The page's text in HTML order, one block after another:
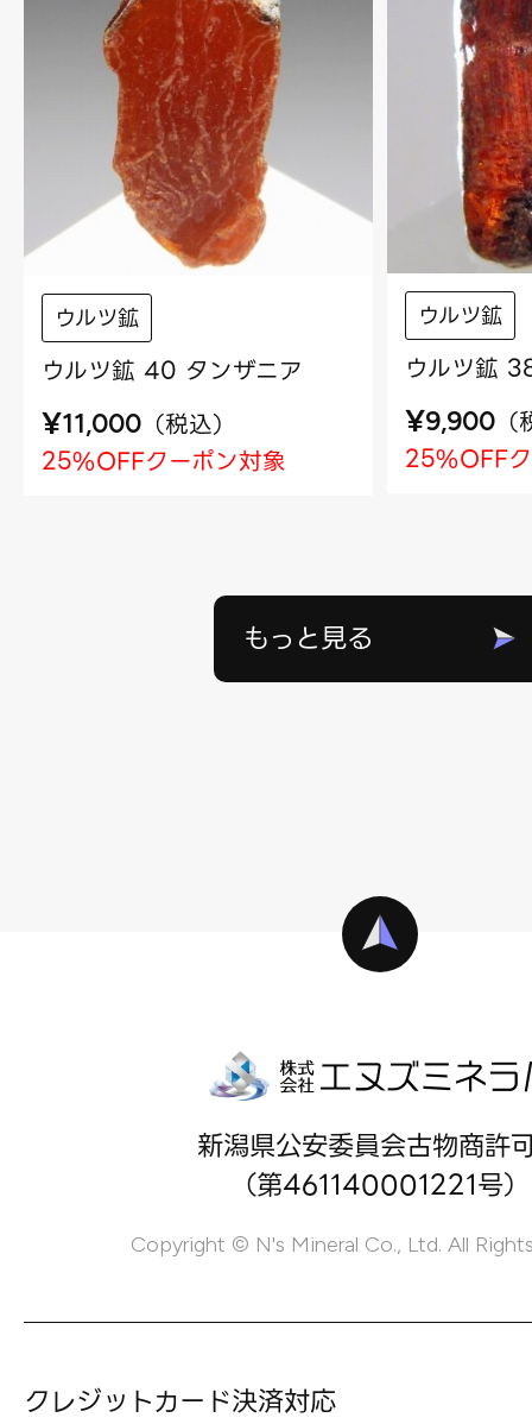
ウルツ鉱
ウルツ鉱 40 タンザニア
¥11,000 （税込）
25%OFFクーポン対象
ウルツ鉱
ウルツ鉱
¥9,900 （
25%OFF
もっと見る
新潟県公安委員会古物商許
（第461140001221号）
Copyright © N's Mineral Co., Ltd. All
クレジットカード決済対応